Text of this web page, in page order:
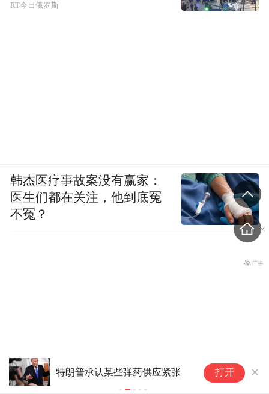
特朗普承认某些弹药供应紧张 打开
RT今日俄罗斯
韩杰医疗事故案没有赢家：
医生们都在关注，他到底冤
不冤？